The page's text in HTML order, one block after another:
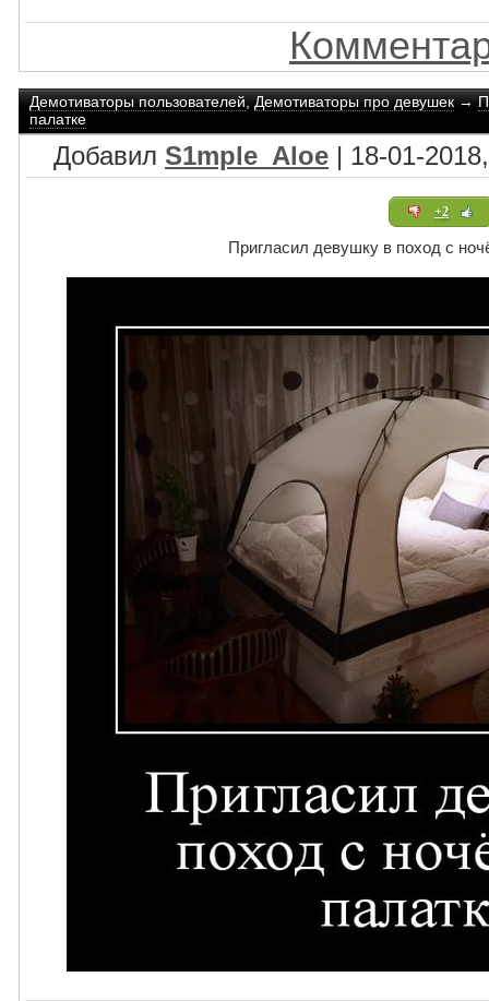
Демотиваторы пользователей,Демотиваторы про девушек→
палатке
Добавил S1mple_Aloe | 18-01-
+2
Пригласил девушку в поход с